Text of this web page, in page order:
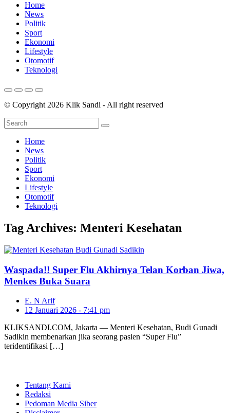
Home
News
Politik
Sport
Ekonomi
Lifestyle
Otomotif
Teknologi
© Copyright 2026 Klik Sandi - All right reserved
Home
News
Politik
Sport
Ekonomi
Lifestyle
Otomotif
Teknologi
Tag Archives: Menteri Kesehatan
Waspada!! Super Flu Akhirnya Telan Korban Jiwa,
Menkes Buka Suara
E. N Arif
12 Januari 2026 - 7:41 pm
KLIKSANDI.COM, Jakarta — Menteri Kesehatan, Budi Gunadi
Sadikin membenarkan jika seorang pasien “Super Flu”
teridentifikasi […]
Tentang Kami
Redaksi
Pedoman Media Siber